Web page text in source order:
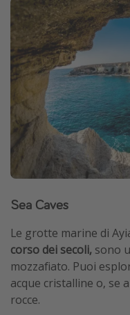
Sea Caves
Le grotte marine di
corso dei secoli, sono
mozzafiato. Puoi
acque cristalline o, se
rocce.